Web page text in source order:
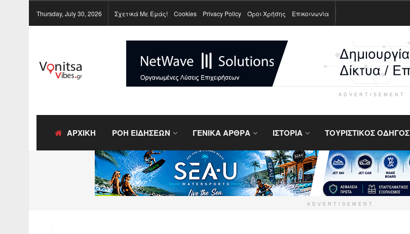
Thursday, July 30, 2026 Σχετικά Με Εμάς! Cookies Privacy Policy Όροι Χρήσης Επικοινωνία
ADVERTISEMENT
ΑΡΧΙΚΗ ΡΟΗ ΕΙΔΗΣΕΩΝ ΓΕΝΙΚΑ ΑΡΘΡΑ ΙΣΤΟΡΙΑ ΤΟΥΡΙΣΤΙΚΟΣ ΟΔΗΓΟΣ
ADVERTISEMENT